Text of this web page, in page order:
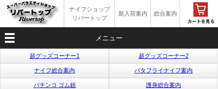
ナイフショップ
リバートップ
新入荷案内 総合案内
メニュー
超グッズコーナー1 超グッズコーナー2
ナイフ総合案内 バタフライナイフ案内
パチンコ ゴム銃 護身総合案内